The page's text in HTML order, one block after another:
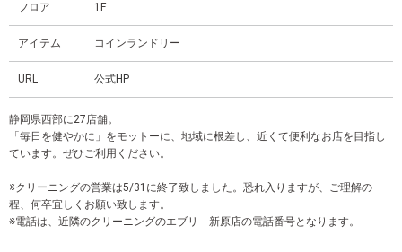
フロア 1F
アイテム コインランドリー
URL 公式HP
静岡県西部に27店舗。
「毎日を健やかに」をモットーに、地域に根差し、近くて便利なお店を目指し
ています。ぜひご利用ください。
※クリーニングの営業は5/31に終了致しました。恐れ入りますが、ご理解の
程、何卒宜しくお願い致します。
※電話は、近隣のクリーニングのエブリ 新原店の電話番号となります。